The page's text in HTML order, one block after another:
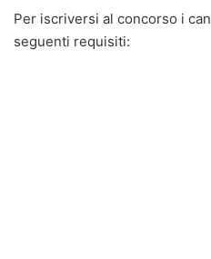
Per iscriversi al concorso i
seguenti requisiti: